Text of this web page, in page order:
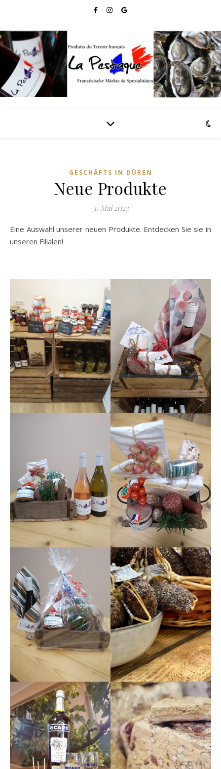
GESCHÄFTS IN DÜREN
Neue Produkte
3. Mai 2023
Eine Auswahl unserer neuen Produkte. Entdecken Sie sie in
unseren Filialen!